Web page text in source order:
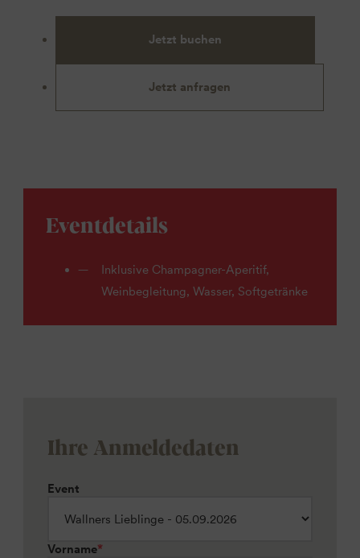
Jetzt buchen
Jetzt anfragen
Eventdetails
Inklusive Champagner-Aperitif,
Weinbegleitung, Wasser, Softgetränke
Ihre Anmeldedaten
Event
Vorname*